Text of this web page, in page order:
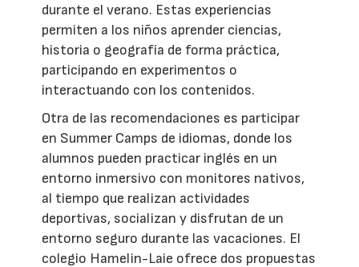
durante el verano. Estas experiencias
permiten a los niños aprender ciencias,
historia o geografía de forma práctica,
participando en experimentos o
interactuando con los contenidos.
Otra de las recomendaciones es participar
en Summer Camps de idiomas, donde los
alumnos pueden practicar inglés en un
entorno inmersivo con monitores nativos,
al tiempo que realizan actividades
deportivas, socializan y disfrutan de un
entorno seguro durante las vacaciones. El
colegio Hamelin-Laie ofrece dos propuestas